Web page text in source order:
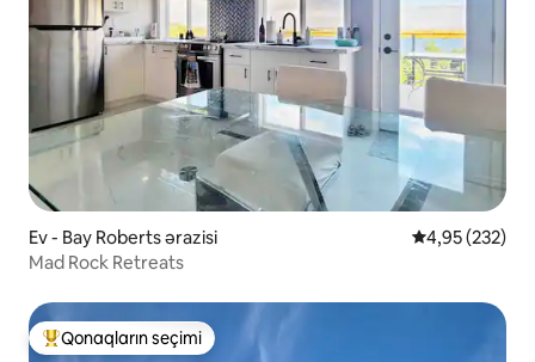
Ev - Bay Roberts ərazisi Ortalama
4,95 (232)
Mad Rock Retreats
Populyar "Qonaqların seçimi"
Qonaqların seçimi